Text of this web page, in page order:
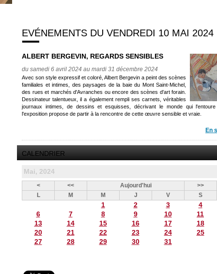
EVÉNEMENTS DU VENDREDI 10 MAI 2024
ALBERT BERGEVIN, REGARDS SENSIBLES
du samedi 6 avril 2024 au mardi 31 décembre 2024
Avec son style expressif et coloré, Albert Bergevin a peint des scènes
familiales et intimes, des paysages de la baie du Mont Saint-Michel,
des rues et marchés d'Avranches ou encore des scènes d'art forain.
Dessinateur talentueux, il a également rempli ses carnets, véritables
journaux intimes, de dessins et esquisses, décrivant le monde qui
l'exposition propose de partir à la rencontre de cette œuvre sensible et vraie.
En
CALENDRIER
Mai, 2024
< << Aujourd'hui
>>
L
M M J V S
1 2 3
4
6
7 8 9 10
11
13
14 15 16 17
18
20
21 22 23 24
25
27
28 29 30 31